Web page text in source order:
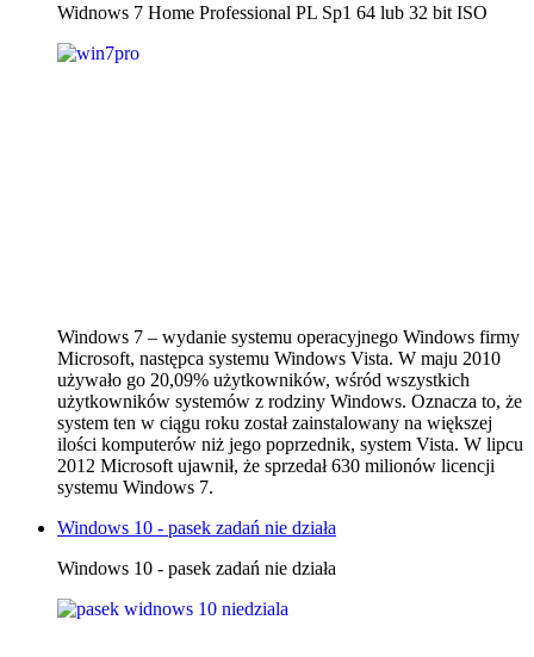
Widnows 7 Home Professional PL Sp1 64 lub 32 bit ISO
Windows 7 – wydanie systemu operacyjnego Windows firmy
Microsoft, następca systemu Windows Vista. W maju 2010
używało go 20,09% użytkowników, wśród wszystkich
użytkowników systemów z rodziny Windows. Oznacza to, że
system ten w ciągu roku został zainstalowany na większej
ilości komputerów niż jego poprzednik, system Vista. W lipcu
2012 Microsoft ujawnił, że sprzedał 630 milionów licencji
systemu Windows 7.
Windows 10 - pasek zadań nie działa
Windows 10 - pasek zadań nie działa